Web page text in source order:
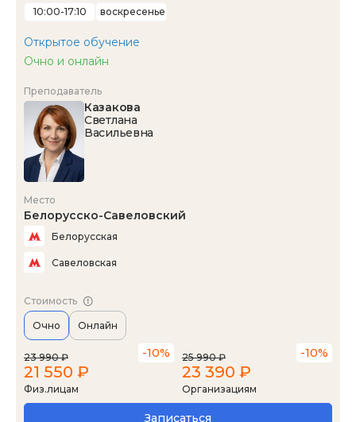
10:00-17:10
воскресенье
Открытое обучение
Очно и онлайн
Преподаватель
Казакова
Светлана
Васильевна
Место
Белорусско-Савеловский
Белорусская
Савеловская
Стоимость
Очно Онлайн
23 990 ₽ -10%
21 550 ₽
Физ.лицам
25 990 ₽ -10%
23 390 ₽
Организациям
Записаться